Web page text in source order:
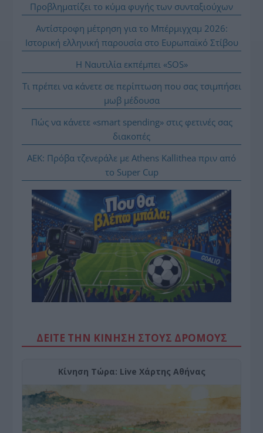
Προβληματίζει το κύμα φυγής των συνταξιούχων
Αντίστροφη μέτρηση για το Μπέρμιγχαμ 2026:
Ιστορική ελληνική παρουσία στο Ευρωπαϊκό Στίβου
Η Ναυτιλία εκπέμπει «SOS»
Τι πρέπει να κάνετε σε περίπτωση που σας τσιμπήσει
μωβ μέδουσα
Πώς να κάνετε «smart spending» στις φετινές σας
διακοπές
ΑΕΚ: Πρόβα τζενεράλε με Athens Kallithea πριν από
το Super Cup
ΔΕΙΤΕ ΤΗΝ ΚΙΝΗΣΗ ΣΤΟΥΣ ΔΡΌΜΟΥΣ
Κίνηση Τώρα: Live Χάρτης Αθήνας